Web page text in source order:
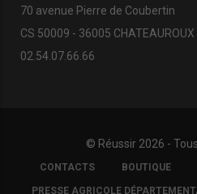
70 avenue Pierre de Coubertin
CS 50009 - 36005 CHATEAUROUX
02.54.07.66.66
© Réussir 2026 -
FOOTER
COPYRIGHT
CONTACTS BOUTIQUE
PRESSE AGRICOLE